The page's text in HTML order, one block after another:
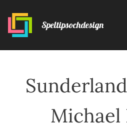
Speltipsochdesign
Michael